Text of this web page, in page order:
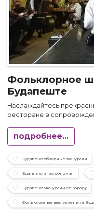
Фольклорное
Будапеште
Наслаждайтесь
ресторане в
подробнее…
Будапешт обзорные экскурсии
Еда, вино и гастрономия
Будапешт экскурсии по городу
Фольклорные выступления в